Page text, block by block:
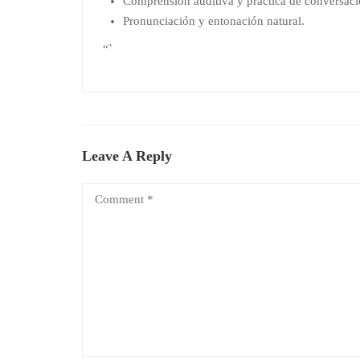
Pronunciación y entonación natural.
“`
Leave A Reply